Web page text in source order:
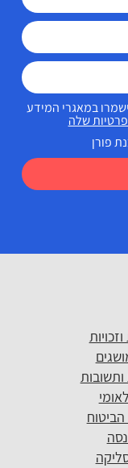
במאגרי המידע
שלה
פורן